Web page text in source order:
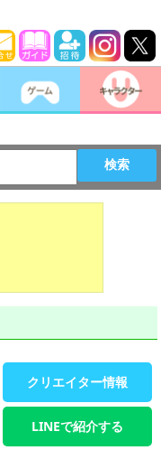
検索
クリエイター情報
LINEで紹介する